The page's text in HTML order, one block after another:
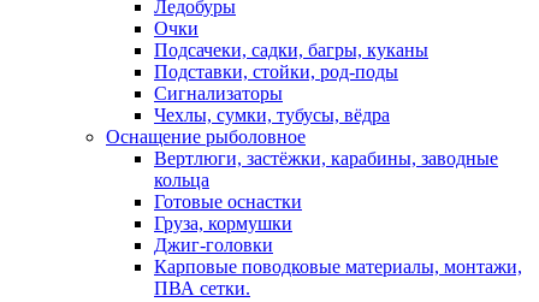
Ледобуры
Очки
Подсачеки, садки, багры, куканы
Подставки, стойки, род-поды
Сигнализаторы
Чехлы, сумки, тубусы, вёдра
Оснащение рыболовное
Вертлюги, застёжки, карабины, заводные
кольца
Готовые оснастки
Груза, кормушки
Джиг-головки
Карповые поводковые материалы, монтажи,
ПВА сетки.